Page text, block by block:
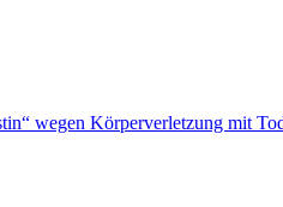
wegen Körperverletzung mit